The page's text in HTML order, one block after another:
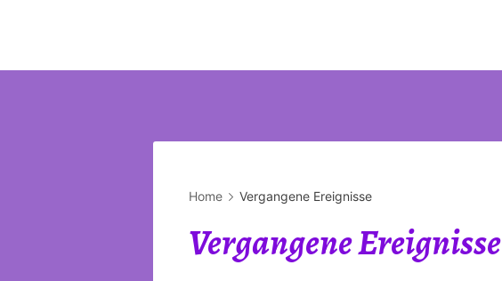
Home Vergangene Ereignisse
Vergangene Ereignisse